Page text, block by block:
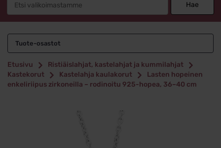
Hae
Tuote-osastot
Etusivu
Ristiäislahjat, kastelahjat ja kummilahjat
Kastekorut
Kastelahja kaulakorut
Lasten hopeinen
enkeliriipus zirkoneilla – rodinoitu 925-hopea, 36–40 cm